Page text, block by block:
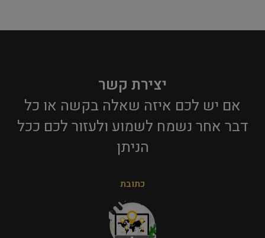
יצירת קשר
אם יש לכם איזה שאלה בקשה או כל
דבר אחר נשמח לשמוע ולעזור לכם ככל
הניתן​
כתובת